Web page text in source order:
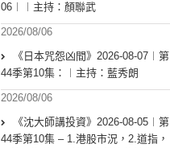
06︱︱主持：顏聯武
2026/08/06
《日本咒怨凶間》2026-08-07︱第
44季第10集：︱主持：藍秀朗
2026/08/06
《沈大師講投資》2026-08-05︱第
44季第10集 – 1.港股市況，2.道指，